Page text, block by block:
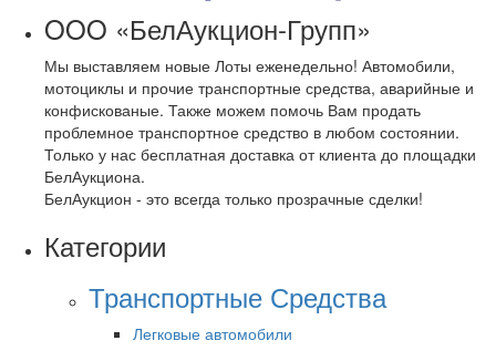
OOO «БелАукцион-Групп»
Мы выставляем новые Лоты еженедельно! Автомобили,
мотоциклы и прочие транспортные средства, аварийные и
конфискованые. Также можем помочь Вам продать
проблемное транспортное средство в любом состоянии.
Только у нас бесплатная доставка от клиента до площадки
БелАукциона.
БелАукцион - это всегда только прозрачные сделки!
Категории
Транспортные Средства
Легковые автомобили